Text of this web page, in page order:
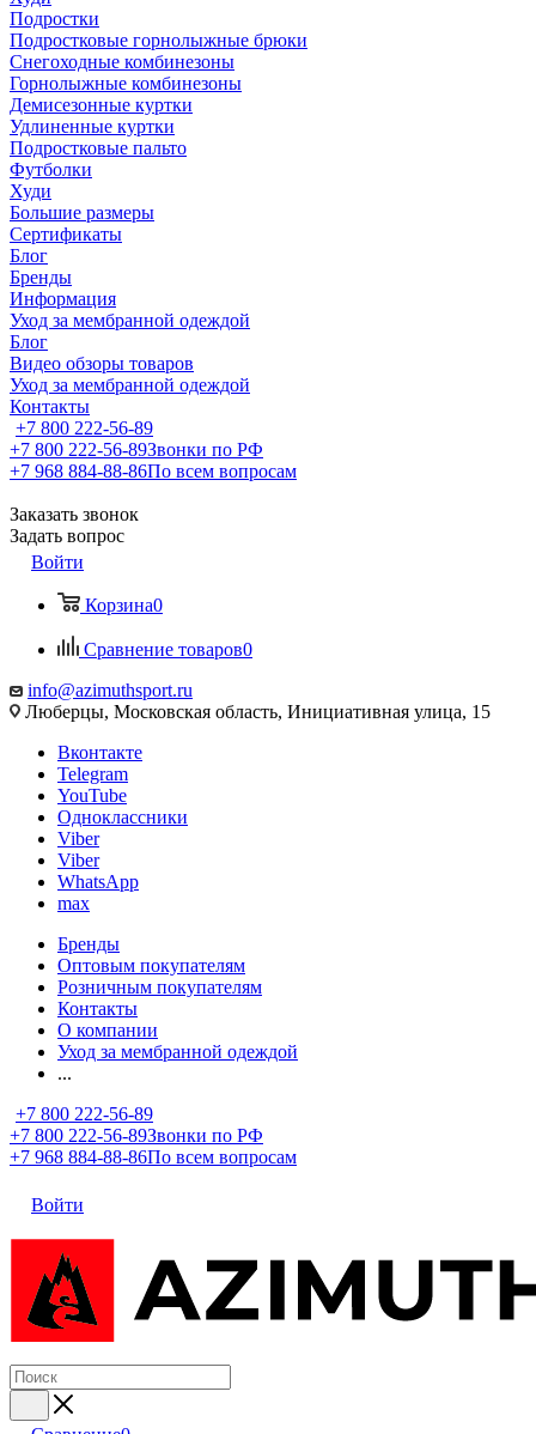
Подростки
Подростковые горнолыжные брюки
Снегоходные комбинезоны
Горнолыжные комбинезоны
Демисезонные куртки
Удлиненные куртки
Подростковые пальто
Футболки
Худи
Большие размеры
Сертификаты
Блог
Бренды
Информация
Уход за мембранной одеждой
Блог
Видео обзоры товаров
Уход за мембранной одеждой
Контакты
+7 800 222-56-89
+7 800 222-56-89Звонки по РФ
+7 968 884-88-86По всем вопросам
Заказать звонок
Задать вопрос
Войти
Корзина0
Сравнение товаров0
info@azimuthsport.ru
Люберцы, Московская область, Инициативная улица, 15
Вконтакте
Telegram
YouTube
Одноклассники
Viber
Viber
WhatsApp
max
Бренды
Оптовым покупателям
Розничным покупателям
Контакты
О компании
Уход за мембранной одеждой
...
+7 800 222-56-89
+7 800 222-56-89Звонки по РФ
+7 968 884-88-86По всем вопросам
Войти